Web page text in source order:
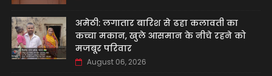
अमेठी: लगातार बारिश से ढहा कलावती का
कच्चा मकान, खुले आसमान के नीचे रहने को
मजबूर परिवार
August 06, 2026